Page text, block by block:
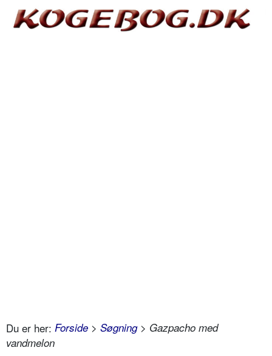
Du er her: Forside > Søgning> Gazpacho med
vandmelon